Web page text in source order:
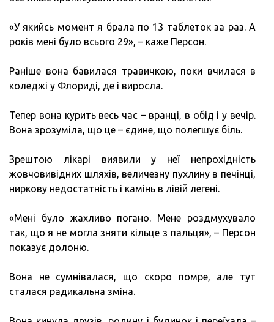
«У якийсь момент я брала по 13 таблеток за раз. А
років мені було всього 29», – каже Персон.
Раніше вона бавилася травичкою, поки вчилася в
коледжі у Флориді, де і виросла.
Тепер вона курить весь час – вранці, в обід і у вечір.
Вона зрозуміла, що це – єдине, що полегшує біль.
Зрештою лікарі виявили у неї непрохідність
жовчовивідних шляхів, величезну пухлину в печінці,
ниркову недостатність і камінь в лівій легені.
«Мені було жахливо погано. Мене роздмухувало
так, що я не могла зняти кільце з пальця», – Персон
показує долоню.
Вона не сумнівалася, що скоро помре, але тут
сталася радикальна зміна.